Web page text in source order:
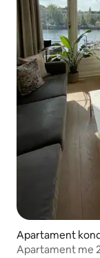
Apartament
Apartament me